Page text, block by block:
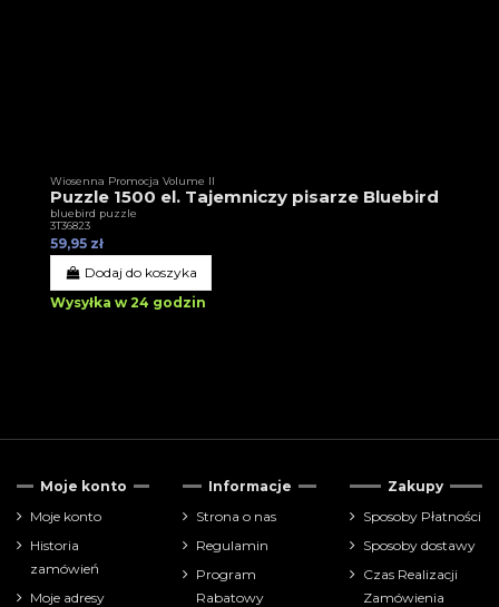
Wiosenna Promocja Volume II
Puzzle 1500 el. Tajemniczy pisarze Bluebird
bluebird puzzle
3T36823
59,95 zł
Dodaj do koszyka
Wysyłka w 24 godzin
Moje konto
Moje konto
Historia
zamówień
Moje adresy
Informacje
Strona o nas
Regulamin
Program
Rabatowy
Zakupy
Sposoby Płatności
Sposoby dostawy
Czas Realizacji
Zamówienia